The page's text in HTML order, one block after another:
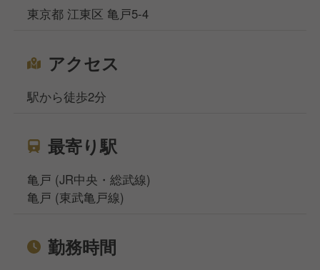
東京都 江東区 亀戸5-4
アクセス
駅から徒歩2分
最寄り駅
亀戸 (JR中央・総武線)
亀戸 (東武亀戸線)
勤務時間